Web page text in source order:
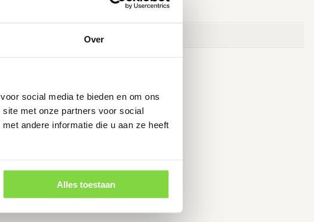
Over
social media te bieden en om ons
met onze partners voor social
andere informatie die u aan ze heeft
Alles toestaan
dit product